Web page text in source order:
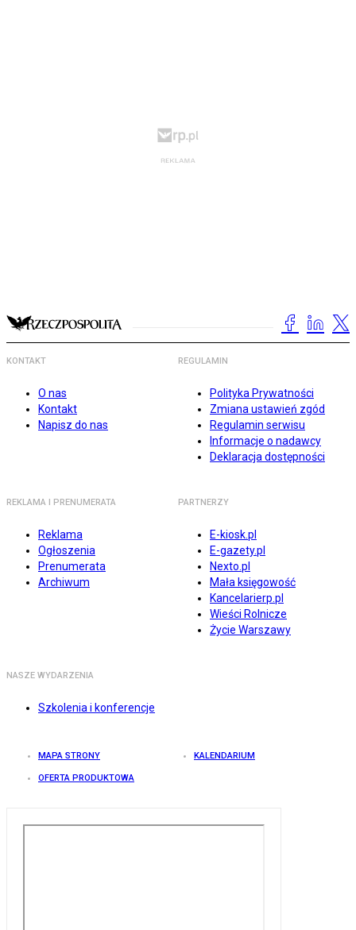
KONTAKT
O nas
Kontakt
Napisz do nas
REGULAMIN
Polityka Prywatności
Zmiana ustawień zgód
Regulamin serwisu
Informacje o nadawcy
Deklaracja dostępności
REKLAMA I PRENUMERATA
Reklama
Ogłoszenia
Prenumerata
Archiwum
PARTNERZY
E-kiosk.pl
E-gazety.pl
Nexto.pl
Mała księgowość
Kancelarierp.pl
Wieści Rolnicze
Życie Warszawy
NASZE WYDARZENIA
Szkolenia i konferencje
MAPA STRONY KALENDARIUM
OFERTA PRODUKTOWA